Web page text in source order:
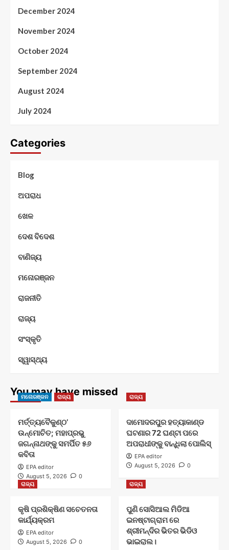
December 2024
November 2024
October 2024
September 2024
August 2024
July 2024
Categories
Blog
ଅପରାଧ
ଖେଳ
ଦେଶ ବିଦେଶ
ବାଣିଜ୍ୟ
ମନୋରଞ୍ଜନ
ରାଜନୀତି
ରାଜ୍ୟ
ସଂସ୍କୃତି
ସ୍ୱାସ୍ଥ୍ୟ
You may have missed
ମନୋରଞ୍ଜନ ରାଜ୍ୟ
ମର୍ତ୍ତ୍ୟବୈକୁଣ୍ଠ’
ଉନ୍ମୋଚିତ; ମହାପ୍ରଭୁ
ଜଗନ୍ନାଥଙ୍କୁ ସମର୍ପିତ ୫୬
କବିତା
EPA editor
August 5, 2026
0
ରାଜ୍ୟ
ଦାମୋଦରପୁର ହତ୍ୟାକାଣ୍ଡ
ଘଟଣାର 72 ଘଣ୍ଟା ପରେ
ଅପରାଧୀଙ୍କୁ ବାନ୍ଧିଲା ପୋଲିସ୍
EPA editor
August 5, 2026
0
ରାଜ୍ୟ
କୃଷି ପ୍ରଶିକ୍ଷିଣ ସଚେତନତା
କାର୍ଯ୍ୟକ୍ରମ
EPA editor
August 5, 2026
0
ରାଜ୍ୟ
ପୁଣି ସୋସିଆଲ ମିଡିଆ
ଇନଷ୍ଟାଗ୍ରାମ ରେ
ଶ୍ରୀମନ୍ଦିର ଭିତର ଭିଡିଓ
ଭାଇରାଲ।